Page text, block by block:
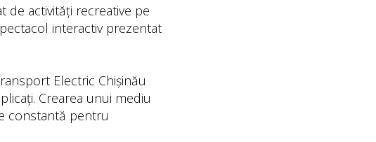
de activități recreative pe
interactiv prezentat
Electric Chișinău
Crearea unui mediu
constantă pentru